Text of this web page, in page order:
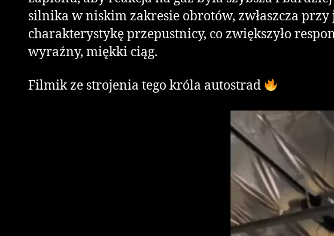
silnika w niskim zakresie obrotów, zwłaszcza
charakterystykę przepustnicy, co zwiększyło
wyraźny, miękki ciąg.
Filmik ze strojenia tego króla autostrad